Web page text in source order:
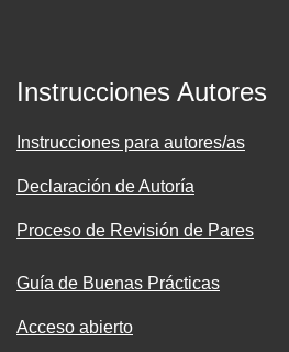
Instrucciones Autores
Instrucciones para autores/as
Declaración de Autoría
Proceso de Revisión de Pares
Guía de Buenas Prácticas
Acceso abierto